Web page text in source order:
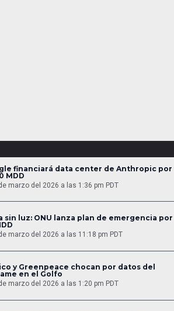
financiará data center de Anthropic por
MDD
marzo del 2026 a las 1:36 pm PDT
sin luz: ONU lanza plan de emergencia por
marzo del 2026 a las 11:18 pm PDT
y Greenpeace chocan por datos del
en el Golfo
marzo del 2026 a las 1:20 pm PDT